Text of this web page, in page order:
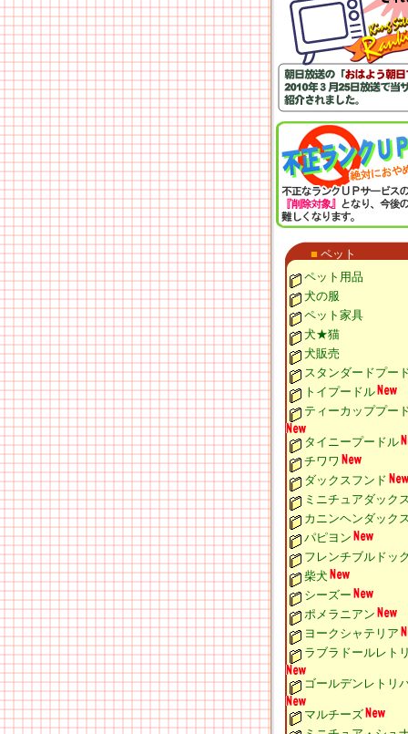
■ ペット
ペット用品
犬の服
ペット家具
犬★猫
犬販売
スタンダードプー
トイプードル
ティーカッププー
タイニープードル
チワワ
ダックスフンド
ミニチュアダック
カニンヘンダック
パピヨン
フレンチブルドッ
柴犬
シーズー
ポメラニアン
ヨークシャテリア
ラブラドールレト
ゴールデンレトリ
マルチーズ